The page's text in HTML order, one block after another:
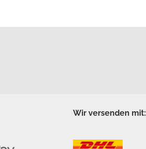
Wir versenden mit: